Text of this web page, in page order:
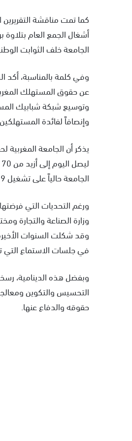
كما تمت مناقشة
أشغال الجمع العام
الجامعة خلف الثوابت
وفي كلمة بالمناسبة، أكد
عن حقوق المستهلك
وتوسيع شبكة شبابيك
وإنصافاً لفائدة
الجامعة حالياً على تشغيل 29 إطاراً يديرون شبابيك المستهلك بشراكة مع الجمعيات الأعضاء.
ورغم التحديات التي
وزارة الصناعة والتجارة
وقد شكلت السنوات
في جلسات الاستماع التي
وبفضل هذه الدينامية،
التحسيس والتكوين
حقوقه والدفاع عنها.